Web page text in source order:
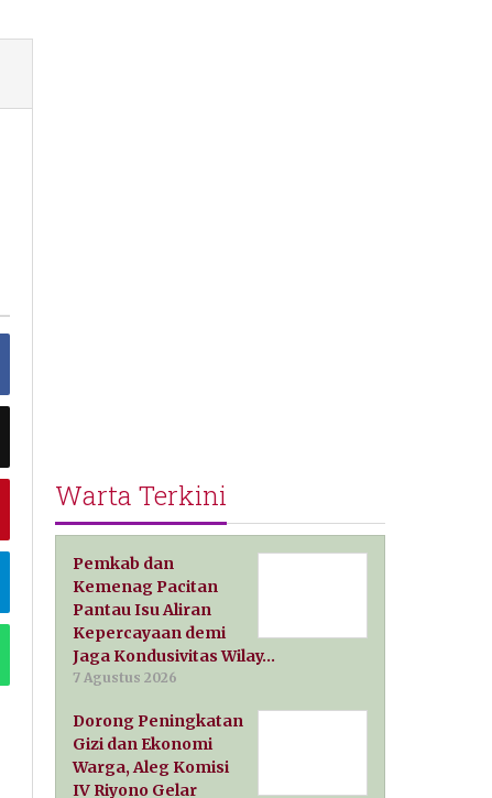
Warta Terkini
Pemkab dan
Kemenag Pacitan
Pantau Isu Aliran
Kepercayaan demi
Jaga Kondusivitas Wilay…
7 Agustus 2026
Dorong Peningkatan
Gizi dan Ekonomi
Warga, Aleg Komisi
IV Riyono Gelar